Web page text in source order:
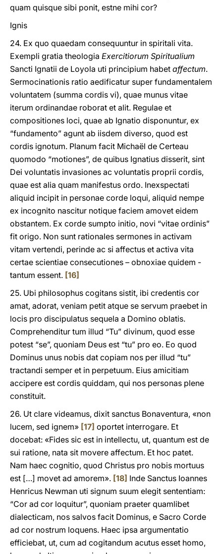
quam quisque sibi ponit, estne mihi cor?
Ignis
24. Ex quo quaedam consequuntur in spiritali vita.
Exempli gratia theologia Exercitiorum Spiritualium
Sancti Ignatii de Loyola uti principium habet affectum.
Sermocinationis ratio aedificatur super fundamentalem
voluntatem (summa cordis vi), quae munus vitae
iterum ordinandae roborat et alit. Regulae et
compositiones loci, quae ab Ignatio disponuntur, ex
“fundamento” agunt ab iisdem diverso, quod est
cordis ignotum. Planum facit Michaël de Certeau
quomodo “motiones”, de quibus Ignatius disserit, sint
Dei voluntatis invasiones ac voluntatis proprii cordis,
quae est alia quam manifestus ordo. Inexspectati
aliquid incipit in personae corde loqui, aliquid nempe
ex incognito nascitur notique faciem amovet eidem
obstantem. Ex corde sumpto initio, novi “vitae ordinis”
fit origo. Non sunt rationales sermones in activam
vitam vertendi, perinde ac si affectus et activa vita
certae scientiae consecutiones – obnoxiae quidem -
tantum essent. [16]
25. Ubi philosophus cogitans sistit, ibi credentis cor
amat, adorat, veniam petit atque se servum praebet in
locis pro discipulatus sequela a Domino oblatis.
Comprehenditur tum illud “Tu” divinum, quod esse
potest “se”, quoniam Deus est “tu” pro eo. Eo quod
Dominus unus nobis dat copiam nos per illud “tu”
tractandi semper et in perpetuum. Eius amicitiam
accipere est cordis quiddam, qui nos personas plene
constituit.
26. Ut clare videamus, dixit sanctus Bonaventura, «non
lucem, sed ignem» [17] oportet interrogare. Et
docebat: «Fides sic est in intellectu, ut, quantum est de
sui ratione, nata sit movere affectum. Et hoc patet.
Nam haec cognitio, quod Christus pro nobis mortuus
est […] movet ad amorem». [18] Inde Sanctus Ioannes
Henricus Newman uti signum suum elegit sententiam:
“Cor ad cor loquitur”, quoniam praeter quamlibet
dialecticam, nos salvos facit Dominus, e Sacro Corde
ad cor nostrum loquens. Haec ipsa argumentatio
efficiebat, ut, cum ad cogitandum acutus esset homo,